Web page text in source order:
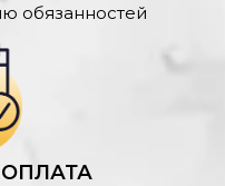
обязанностей